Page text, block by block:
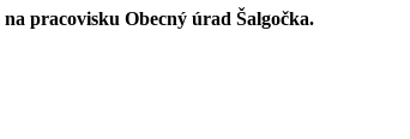
na pracovisku Obecný úrad Šalgočka.